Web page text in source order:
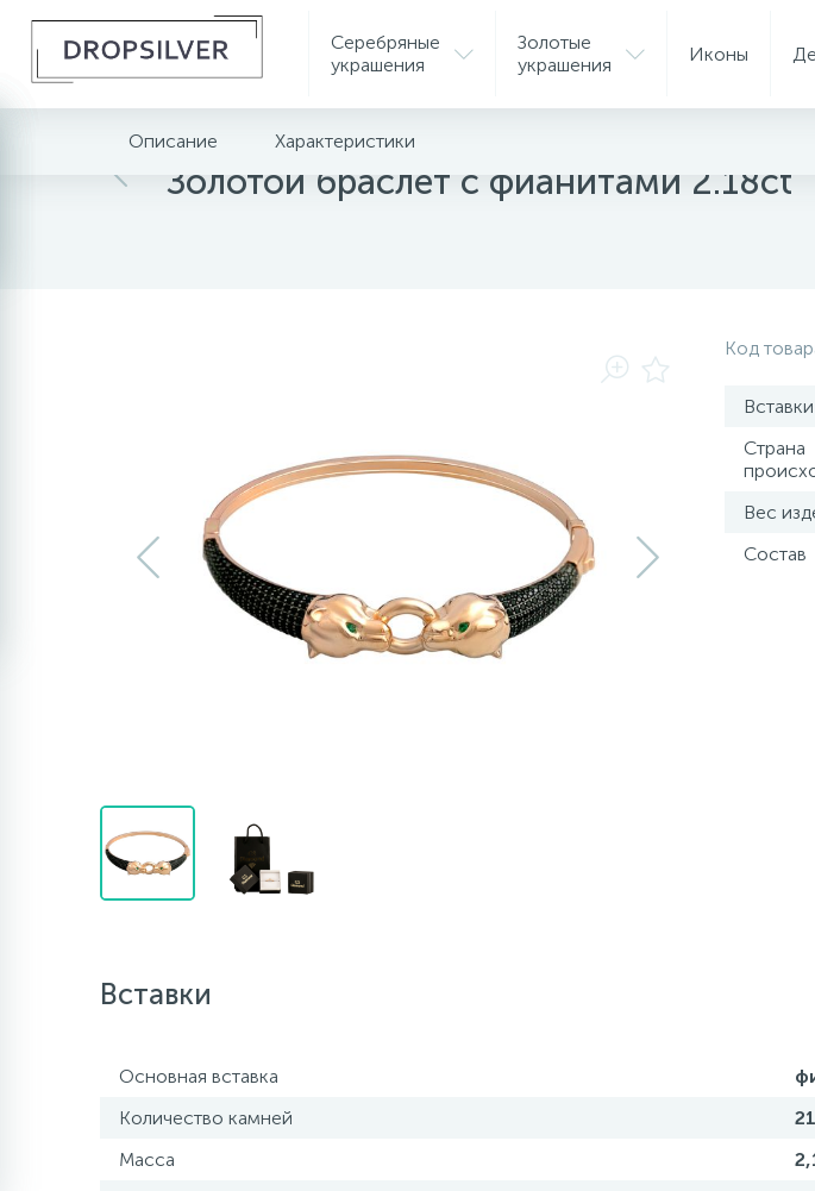
Серебряные
украшения
Золотые
украшения
Иконы
Главная Золотые украшения
Золотой браслет с фианитами 2.18ct
Описание Характеристики
Код
Вставки
Страна
Вес
Состав
Вставки
Основная вставка
Количество камней
Масса